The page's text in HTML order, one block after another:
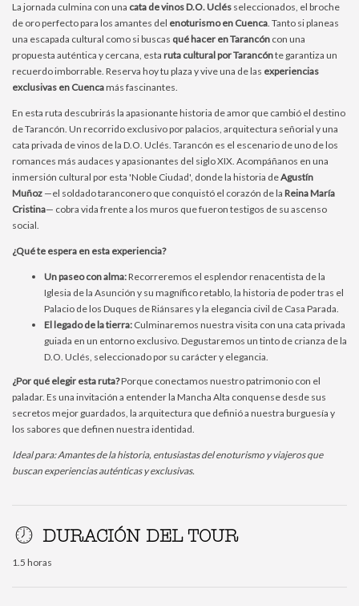
La jornada culmina con una cata de vinos D.O. Uclés seleccionados, el broche
de oro perfecto para los amantes del enoturismo en Cuenca. Tanto si planeas
una escapada cultural como si buscas qué hacer en Tarancón con una
propuesta auténtica y cercana, esta ruta cultural por Tarancónte garantiza un
recuerdo imborrable. Reserva hoy tu plaza y vive una de las experiencias
exclusivas en Cuencamás fascinantes.
En esta ruta descubrirás la apasionante historia de amor que cambió el destino
de Tarancón. Un recorrido exclusivo por palacios, arquitectura señorial y una
cata privada de vinos de la D.O. Uclés. Tarancón es el escenario de uno de los
romances más audaces y apasionantes del siglo XIX. Acompáñanos en una
inmersión cultural por esta 'Noble Ciudad', donde la historia deAgustín
Muñoz —el soldado taranconero que conquistó el corazón de la Reina María
Cristina— cobra vida frente a los muros que fueron testigos de su ascenso
social.
¿Qué te espera en esta experiencia?
Un paseo con alma:Recorreremos el esplendor renacentista de la
Iglesia de la Asunción y su magnífico retablo, la historia de poder tras el
Palacio de los Duques de Riánsares y la elegancia civil de Casa Parada.
El legado de la tierra: Culminaremos nuestra visita con una cata privada
guiada en un entorno exclusivo. Degustaremos un tinto de crianza de la
D.O. Uclés, seleccionado por su carácter y elegancia.
¿Por qué elegir esta ruta?Porque conectamos nuestro patrimonio con el
paladar. Es una invitación a entender la Mancha Alta conquense desde sus
secretos mejor guardados, la arquitectura que definió a nuestra burguesía y
los sabores que definen nuestra identidad.
Ideal para: Amantes de la historia, entusiastas del enoturismo y viajeros que
buscan experiencias auténticas y exclusivas.
DURACIÓN DEL TOUR
1.5 horas